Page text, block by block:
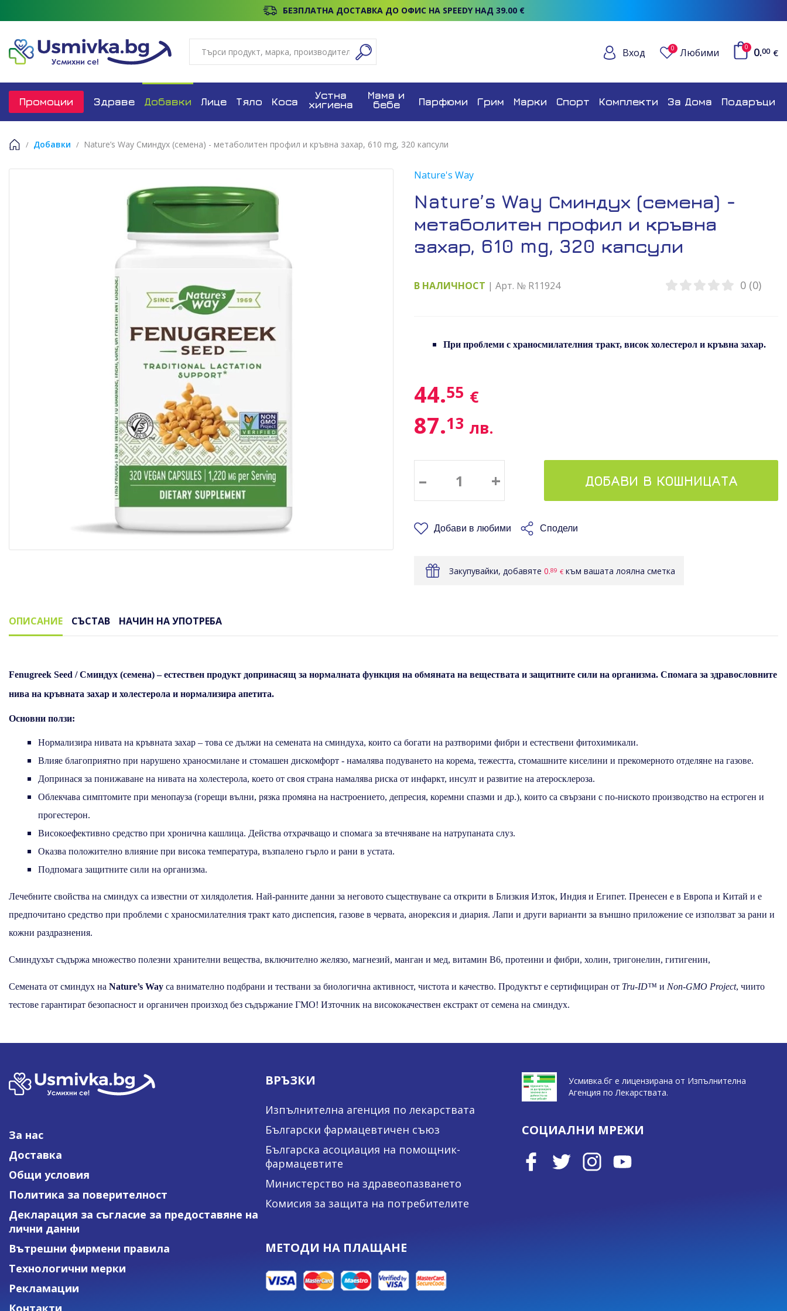
БЕЗПЛАТНА ДОСТАВКА ДО ОФИС НА SPEEDY НАД 39.00 €
Вход 0 Любими 0 0.00 €
Промоции Здраве Добавки Лице Тяло Коса
Устна
хигиена
Мама и
бебе Парфюми Грим Марки Спорт Комплекти За Дома Подаръци
Добавки Nature’s Way Сминдух (семена) - метаболитен профил и кръвна захар, 610 mg, 320 капсули
Nature's Way
Nature’s Way Сминдух (семена) -
метаболитен профил и кръвна
захар, 610 mg, 320 капсули
В НАЛИЧНОСТ | Арт. № R11924 0 (0)
При проблеми с храносмилателния тракт, висок холестерол и кръвна захар.
44.55 €
87.13 лв.
– + ДОБАВИ В КОШНИЦАТА
Добави в любими Сподели
Закупувайки, добавяте 0.89 € към вашата лоялна сметка
ОПИСАНИЕ СЪСТАВ НАЧИН НА УПОТРЕБА
Fenugreek Seed /Сминдух (семена)– естествен продукт допринасящ за нормалната функция на обмяната на веществата и защитните сили на организма. Спомага за здравословните
нива на кръвната захар и холестерола и нормализира апетита.
Основни ползи:
Нормализира нивата на кръвната захар – това се дължи на семената на сминдуха, които са богати на разтворими фибри и естествени фитохимикали.
Влияе благоприятно при нарушено храносмилане и стомашен дискомфорт - намалява подуването на корема, тежестта, стомашните киселини и прекомерното отделяне на газове.
Допринася за понижаване на нивата на холестерола, което от своя страна намалява риска от инфаркт, инсулт и развитие на атеросклероза.
Облекчава симптомите при менопауза (горещи вълни, рязка промяна на настроението, депресия, коремни спазми и др.), които са свързани с по-ниското производство на естроген и
прогестерон.
Високоефективно средство при хронична кашлица. Действа отхрачващо и спомага за втечняване на натрупаната слуз.
Оказва положително влияние при висока температура, възпалено гърло и рани в устата.
Подпомага защитните сили на организма.
Лечебните свойства на сминдух са известни от хилядолетия. Най-ранните данни за неговото съществуване са открити в Близкия Изток, Индия и Египет. Пренесен е в Европа и Китай и е
предпочитано средство при проблеми с храносмилателния тракт като диспепсия, газове в червата, анорексия и диария. Лапи и други варианти за външно приложение се използват за рани и
кожни раздразнения.
Сминдухът съдържа множество полезни хранителни вещества, включително желязо, магнезий, манган и мед, витамин В6, протеини и фибри, холин, тригонелин, гитигенин,
Семената от сминдух на Nature’s Way са внимателно подбрани и тествани за биологична активност, чистота и качество. Продуктът е сертифициран от Tru-ID™ и Non-GMO Project, чиито
тестове гарантират безопасност и органичен произход без съдържание ГМО! Източник на висококачествен екстракт от семена на сминдух.
За нас
Доставка
Общи условия
Политика за поверителност
Декларация за съгласие за предоставяне на
лични данни
Вътрешни фирмени правила
Технологични мерки
Рекламации
ВРЪЗКИ
Изпълнителна агенция по лекарствата
Български фармацевтичен съюз
Българска асоциация на помощник-
фармацевтите
Министерство на здравеопазването
Комисия за защита на потребителите
МЕТОДИ НА ПЛАЩАНЕ
Усмивка.бг е лицензирана от Изпълнителна
Агенция по Лекарствата.
СОЦИАЛНИ МРЕЖИ